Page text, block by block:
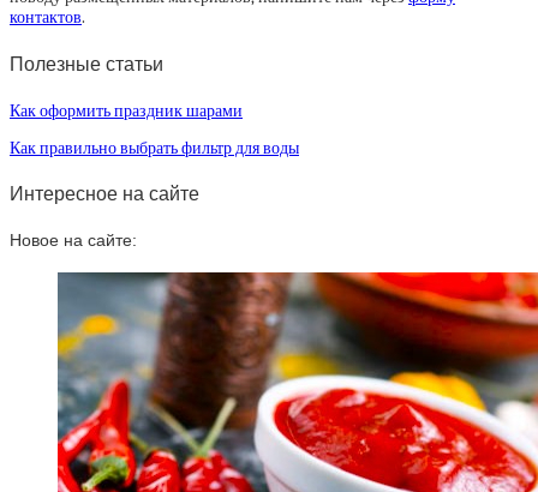
контактов.
Полезные статьи
Как оформить праздник шарами
Как правильно выбрать фильтр для воды
Интересное на сайте
Новое на сайте: